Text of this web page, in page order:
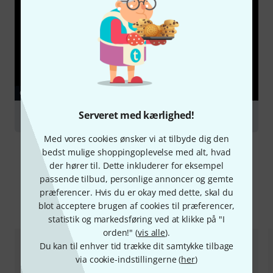
Serveret med kærlighed!
Med vores cookies ønsker vi at tilbyde dig den
bedst mulige shoppingoplevelse med alt, hvad
der hører til. Dette inkluderer for eksempel
passende tilbud, personlige annoncer og gemte
præferencer. Hvis du er okay med dette, skal du
blot acceptere brugen af cookies til præferencer,
statistik og markedsføring ved at klikke på "I
orden!" (vis alle).
Du kan til enhver tid trække dit samtykke tilbage
via cookie-indstillingerne (her)
GUIDE
Clarinets
Sammenlign valgmuligheder